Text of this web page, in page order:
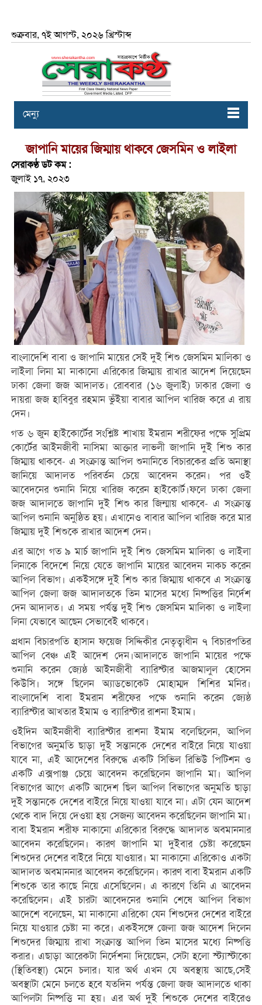
শুক্রবার, ৭ই আগস্ট, ২০২৬ খ্রিস্টাব্দ
মেন্যু
জাপানি মায়ের জিম্মায় থাকবে জেসমিন ও লাইলা
সেরাকণ্ঠ ডট কম :
জুলাই ১৭, ২০২৩
বাংলাদেশি বাবা ও জাপানি মায়ের সেই দুই শিশু জেসমিন মালিকা ও
লাইলা লিনা মা নাকানো এরিকোর জিম্মায় রাখার আদেশ দিয়েছেন
ঢাকা জেলা জজ আদালত। রোববার (১৬ জুলাই) ঢাকার জেলা ও
দায়রা জজ হাবিবুর রহমান ভুঁইয়া বাবার আপিল খারিজ করে এ রায়
দেন।
গত ৬ জুন হাইকোর্টের সংশ্লিষ্ট শাখায় ইমরান শরীফের পক্ষে সুপ্রিম
কোর্টের আইনজীবী নাসিমা আক্তার লাভলী জাপানি দুই শিশু কার
জিম্মায় থাকবে- এ সংক্রান্ত আপিল শুনানিতে বিচারকের প্রতি অনাস্থা
জানিয়ে আদালত পরিবর্তন চেয়ে আবেদন করেন। পর ওই
আবেদনের শুনানি নিয়ে খারিজ করেন হাইকোর্ট।ফলে ঢাকা জেলা
জজ আদালতে জাপানি দুই শিশু কার জিন্মায় থাকবে- এ সংক্রান্ত
আপিল শুনানি অনুষ্ঠিত হয়। এখানেও বাবার আপিল খারিজ করে মার
জিম্মায় দুই শিশুকে রাখার আদেশ দেন।
এর আগে গত ৯ মার্চ জাপানি দুই শিশু জেসমিন মালিকা ও লাইলা
লিনাকে বিদেশে নিয়ে যেতে জাপানি মায়ের আবেদন নাকচ করেন
আপিল বিভাগ। একইসঙ্গে দুই শিশু কার জিম্মায় থাকবে এ সংক্রান্ত
আপিল জেলা জজ আদালতকে তিন মাসের মধ্যে নিষ্পত্তির নির্দেশ
দেন আদালত। এ সময় পর্যন্ত দুই শিশু জেসমিন মালিকা ও লাইলা
লিনা যেভাবে আছেন সেভাবেই থাকবে।
প্রধান বিচারপতি হাসান ফয়েজ সিদ্দিকীর নেতৃত্বাধীন ৭ বিচারপতির
আপিল বেঞ্চ এই আদেশ দেন।আদালতে জাপানি মায়ের পক্ষে
শুনানি করেন জ্যেষ্ঠ আইনজীবী ব্যারিস্টার আজমালুল হোসেন
কিউসি। সঙ্গে ছিলেন অ্যাডভোকেট মোহাম্মদ শিশির মনির।
বাংলাদেশি বাবা ইমরান শরীফের পক্ষে শুনানি করেন জ্যেষ্ঠ
ব্যারিস্টার আখতার ইমাম ও ব্যারিস্টার রাশনা ইমাম।
ওইদিন আইনজীবী ব্যারিস্টার রাশনা ইমাম বলেছিলেন, আপিল
বিভাগের অনুমতি ছাড়া দুই সন্তানকে দেশের বাইরে নিয়ে যাওয়া
যাবে না, এই আদেশের বিরুদ্ধে একটি সিভিল রিভিউ পিটিশন ও
একটি এক্সপাঞ্জ চেয়ে আবেদন করেছিলেন জাপানি মা। আপিল
বিভাগের আগে একটি আদেশ ছিল আপিল বিভাগের অনুমতি ছাড়া
দুই সন্তানকে দেশের বাইরে নিয়ে যাওয়া যাবে না। এটা যেন আদেশ
থেকে বাদ দিয়ে দেওয়া হয় সেজন্য আবেদন করেছিলেন জাপানি মা।
বাবা ইমরান শরীফ নাকানো এরিকোর বিরুদ্ধে আদালত অবমাননার
আবেদন করেছিলেন। কারণ জাপানি মা দুইবার চেষ্টা করেছেন
শিশুদের দেশের বাইরে নিয়ে যাওয়ার। মা নাকানো এরিকোও একটা
আদালত অবমাননার আবেদন করেছিলেন। কারণ বাবা ইমরান একটি
শিশুকে তার কাছে নিয়ে এসেছিলেন। এ কারণে তিনি এ আবেদন
করেছিলেন। এই চারটা আবেদনের শুনানি শেষে আপিল বিভাগ
আদেশে বলেছেন, মা নাকানো এরিকো যেন শিশুদের দেশের বাইরে
নিয়ে যাওয়ার চেষ্টা না করে। একইসঙ্গে জেলা জজ আদেশ দিলেন
শিশুদের জিম্মায় রাখা সংক্রান্ত আপিল তিন মাসের মধ্যে নিষ্পত্তি
করার। এছাড়া আরেকটা নির্দেশনা দিয়েছেন, সেটা হলো স্ট্যাস্টাকো
(স্থিতিবস্থা) মেনে চলার। যার অর্থ এখন যে অবস্থায় আছে,সেই
অবস্থাটা মেনে চলতে হবে যতদিন পর্যন্ত জেলা জজ আদালতে থাকা
আপিলটা নিষ্পত্তি না হয়। এর অর্থ দুই শিশুকে দেশের বাইরেও